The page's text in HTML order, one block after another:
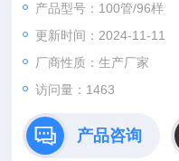
产品型号：100管/96样
更新时间：2024-11-11
厂商性质：生产厂家
访问量：1463
产品咨询